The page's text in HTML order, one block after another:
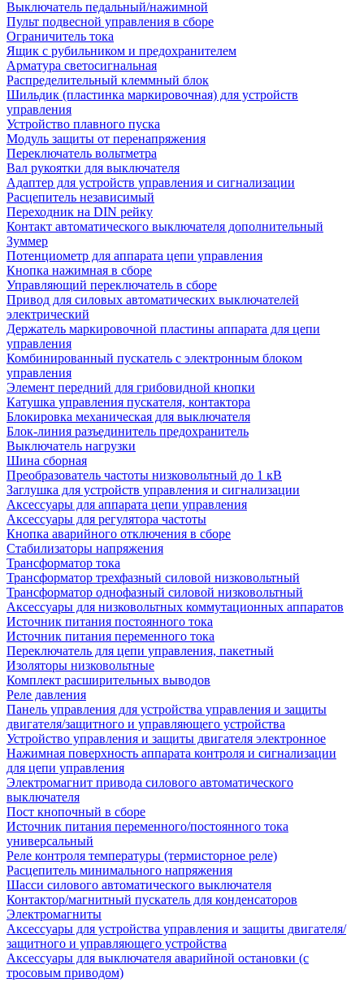
Выключатель педальный/нажимной
Пульт подвесной управления в сборе
Ограничитель тока
Ящик с рубильником и предохранителем
Арматура светосигнальная
Распределительный клеммный блок
Шильдик (пластинка маркировочная) для устройств
управления
Устройство плавного пуска
Модуль защиты от перенапряжения
Переключатель вольтметра
Вал рукоятки для выключателя
Адаптер для устройств управления и сигнализации
Расцепитель независимый
Переходник на DIN рейку
Контакт автоматического выключателя дополнительный
Зуммер
Потенциометр для аппарата цепи управления
Кнопка нажимная в сборе
Управляющий переключатель в сборе
Привод для силовых автоматических выключателей
электрический
Держатель маркировочной пластины аппарата для цепи
управления
Комбинированный пускатель с электронным блоком
управления
Элемент передний для грибовидной кнопки
Катушка управления пускателя, контактора
Блокировка механическая для выключателя
Блок-линия разъединитель предохранитель
Выключатель нагрузки
Шина сборная
Преобразователь частоты низковольтный до 1 кВ
Заглушка для устройств управления и сигнализации
Аксессуары для аппарата цепи управления
Аксессуары для регулятора частоты
Кнопка аварийного отключения в сборе
Стабилизаторы напряжения
Трансформатор тока
Трансформатор трехфазный силовой низковольтный
Трансформатор однофазный силовой низковольтный
Аксессуары для низковольтных коммутационных аппаратов
Источник питания постоянного тока
Источник питания переменного тока
Переключатель для цепи управления, пакетный
Изоляторы низковольтные
Комплект расширительных выводов
Реле давления
Панель управления для устройства управления и защиты
двигателя/защитного и управляющего устройства
Устройство управления и защиты двигателя электронное
Нажимная поверхность аппарата контроля и сигнализации
для цепи управления
Электромагнит привода силового автоматического
выключателя
Пост кнопочный в сборе
Источник питания переменного/постоянного тока
универсальный
Реле контроля температуры (термисторное реле)
Расцепитель минимального напряжения
Шасси силового автоматического выключателя
Контактор/магнитный пускатель для конденсаторов
Электромагниты
Аксессуары для устройства управления и защиты двигателя/
защитного и управляющего устройства
Аксессуары для выключателя аварийной остановки (с
тросовым приводом)